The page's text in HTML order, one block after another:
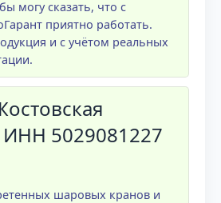
могу сказать, что с
приятно работать.
и с учётом реальных
ИНН 5029081227
шаровых кранов и